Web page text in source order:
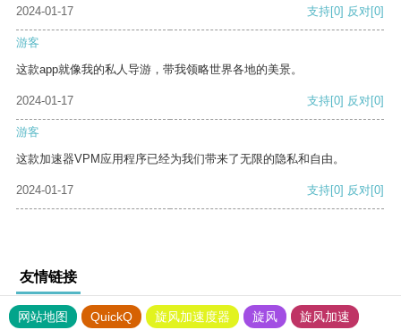
2024-01-17 支持[0] 反对[0]
游客
这款app就像我的私人导游，带我领略世界各地的美景。
2024-01-17 支持[0] 反对[0]
游客
这款加速器VPM应用程序已经为我们带来了无限的隐私和自由。
2024-01-17 支持[0] 反对[0]
友情链接
网站地图 QuickQ 旋风加速度器 旋风
旋风加速